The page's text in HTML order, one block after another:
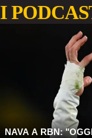
I
NAVA A RBN: